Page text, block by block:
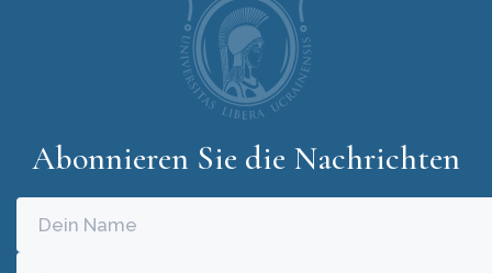
Abonnieren Sie die Nachrichten